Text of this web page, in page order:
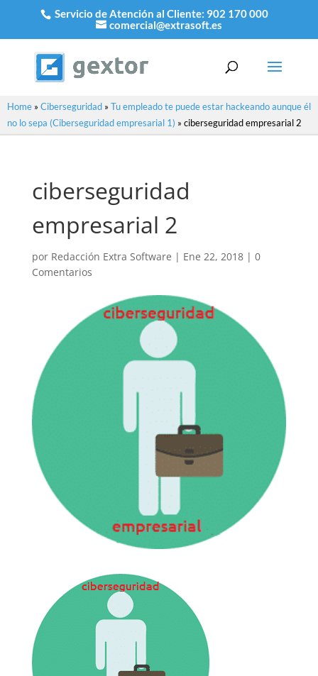
Servicio de Atención al Cliente: 902 170 000
comercial@extrasoft.es
Home » Ciberseguridad » Tu empleado te puede estar hackeando aunque él
no lo sepa (Ciberseguridad empresarial 1) » ciberseguridad empresarial 2
ciberseguridad
empresarial 2
por Redacción Extra Software | Ene 22, 2018| 0
Comentarios